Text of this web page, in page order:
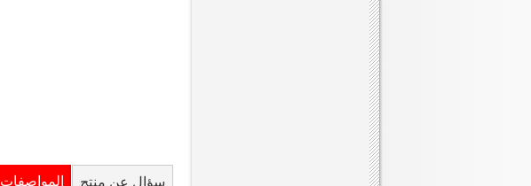
سؤال عن منتج المواصفات